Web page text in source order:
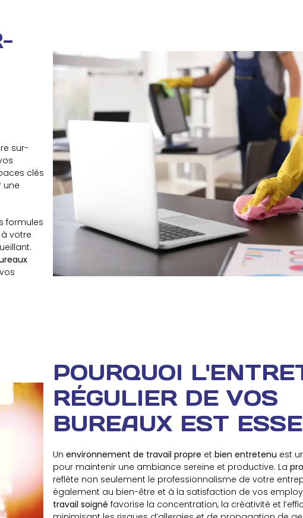
sur-
clés
une
formules
votre
POURQUOI
RÉGULIER DE VOS
BUREAUX EST
Un environnement de travail propre et bien entretenu est
pour maintenir une ambiance sereine et productive. La
reflète non seulement le professionnalisme de votre
également au bien-être et à la satisfaction de vos
travail soigné favorise la concentration, la créativité et